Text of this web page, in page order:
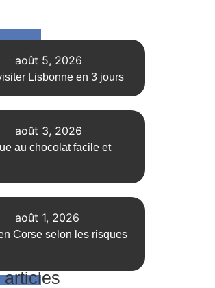
août 5, 2026
Lisbonne en 3 jours
août 3, 2026
au chocolat facile et
août 1, 2026
Corse selon les risques
articles